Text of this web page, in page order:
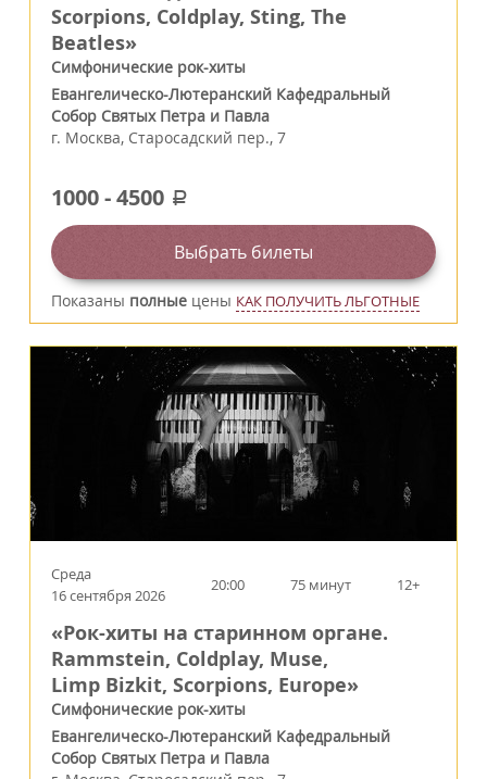
Scorpions, Coldplay, Sting, The
Beatles»
Симфонические рок-хиты
Евангелическо-Лютеранский Кафедральный
Собор Святых Петра и Павла
г. Москва, Старосадский пер., 7
1000-4500 a
Выбрать билеты
Показаны полные цены КАК ПОЛУЧИТЬ ЛЬГОТНЫЕ
Среда
16 сентября 2026
20:00 75 минут 12+
«Рок-хиты на старинном органе.
Rammstein, Coldplay, Muse,
Limp Bizkit, Scorpions, Europe»
Симфонические рок-хиты
Евангелическо-Лютеранский Кафедральный
Собор Святых Петра и Павла